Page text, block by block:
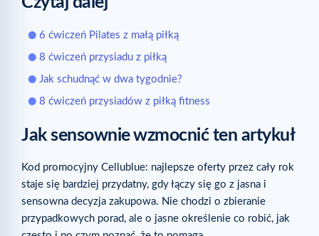
6 ćwiczeń Pilates z małą piłką
8 ćwiczeń przysiadu z piłką
Jak schudnąć w dwa tygodnie?
8 ćwiczeń przysiadów z piłką fitness
Jak sensownie wzmocnić ten artykuł
Kod promocyjny Cellublue: najlepsze oferty przez cały rok
staje się bardziej przydatny, gdy łączy się go z jasna i
sensowna decyzja zakupowa. Nie chodzi o zbieranie
przypadkowych porad, ale o jasne określenie co robić, jak